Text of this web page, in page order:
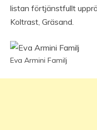
listan förtjänstfullt
Koltrast, Gräsand.
Eva Armini Familj